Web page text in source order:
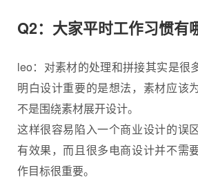
Q2：大家平时工作习惯有
leo：对素材的处理和拼接其实是很
明白设计重要的是想法，素材应该
不是围绕素材展开设计。
这样很容易陷入一个商业设计的误
有效果，而且很多电商设计并不需
作目标很重要。